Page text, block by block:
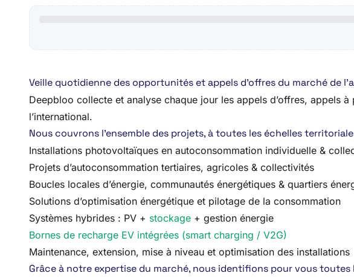
Veille quotidienne des opportunités et appels d’offres du marché de
Deepbloo collecte et analyse chaque jour les appels d’offres, appels
l’international.
Nous couvrons l’ensemble des projets, à toutes les échelles
Installations photovoltaïques en autoconsommation individuelle &
Projets d’autoconsommation tertiaires, agricoles & collectivités
Boucles locales d’énergie, communautés énergétiques & quartiers
Solutions d’optimisation énergétique et pilotage de la consommation
Systèmes hybrides : PV + stockage + gestion énergie
Bornes de recharge EV intégrées (smart charging / V2G)
Maintenance, extension, mise à niveau et optimisation des installations
Grâce à notre expertise du marché, nous identifions pour vous